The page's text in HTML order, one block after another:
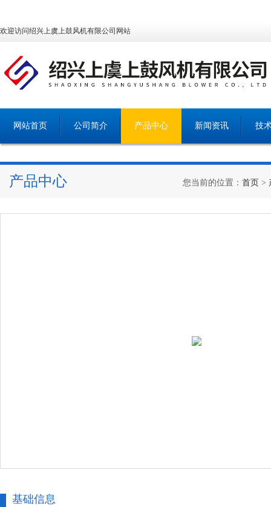
欢迎访问绍兴上虞上鼓风机有限公司网站
网站首页 公司简介 产品中心 新闻资讯 技
产品中心 您当前的位置： 首页 >
基础信息